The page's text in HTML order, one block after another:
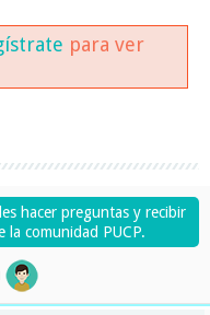
para ver
hacer preguntas y recibir
la comunidad PUCP.